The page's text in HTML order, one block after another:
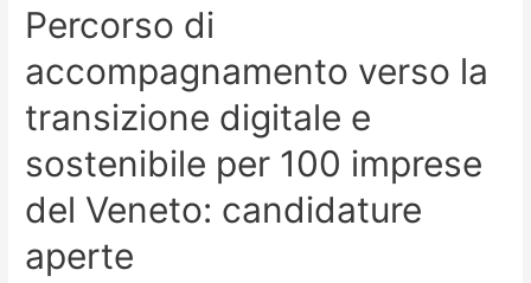
Percorso di
accompagnamento verso la
transizione digitale e
sostenibile per 100 imprese
del Veneto: candidature
aperte